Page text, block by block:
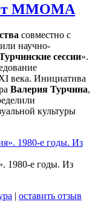
от ММОМА
совместно с
научно-
сессии».
века. Инициатива
Валерия Турчина,
культуры
1980-е годы. Из
| оставить отзыв